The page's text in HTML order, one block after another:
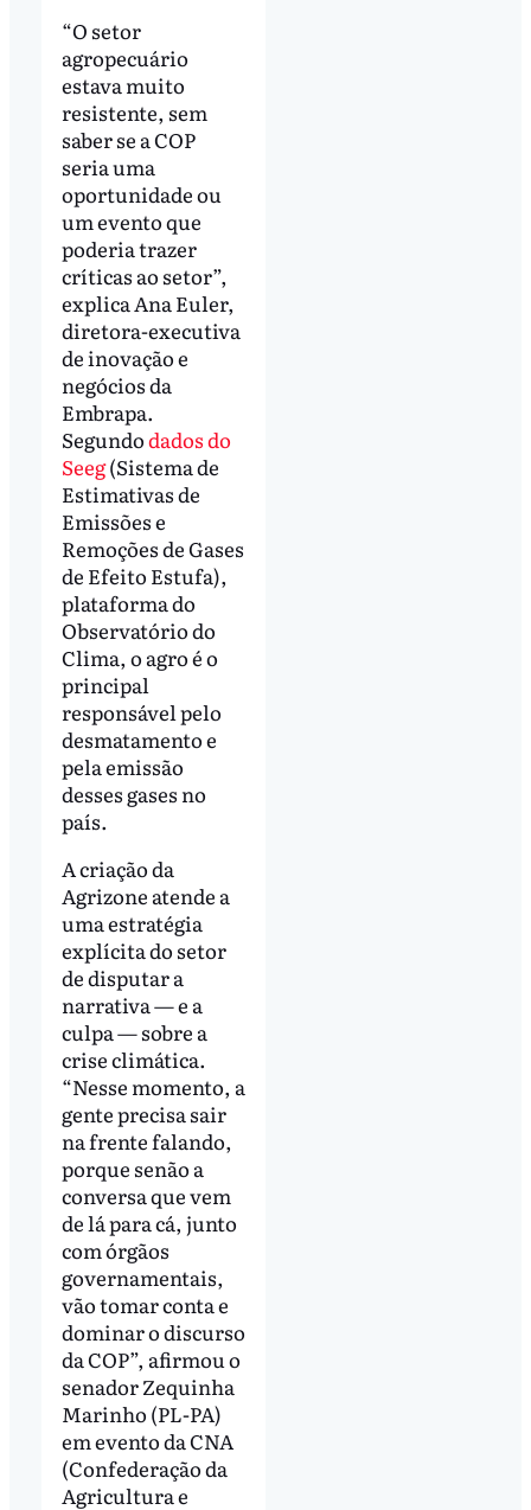
“O setor
agropecuário
estava muito
resistente, sem
saber se a COP
seria uma
oportunidade ou
um evento que
poderia trazer
críticas ao setor”,
explica Ana Euler,
diretora-executiva
de inovação e
negócios da
Embrapa.
Segundodados do
Seeg(Sistema de
Estimativas de
Emissões e
Remoções de Gases
de Efeito Estufa),
plataforma do
Observatório do
Clima, o agro é o
principal
responsável pelo
desmatamento e
pela emissão
desses gases no
país.
A criação da
Agrizone atende a
uma estratégia
explícita do setor
de disputar a
narrativa — e a
culpa — sobre a
crise climática.
“Nesse momento, a
gente precisa sair
na frente falando,
porque senão a
conversa que vem
de lá para cá, junto
com órgãos
governamentais,
vão tomar conta e
dominar o discurso
da COP”, afirmou o
senador Zequinha
Marinho (PL-PA)
em evento da CNA
(Confederação da
Agricultura e